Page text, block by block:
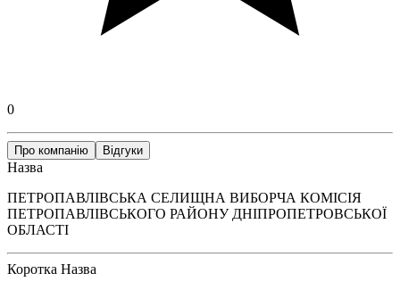
0
Про компанію Відгуки
Назва
ПЕТРОПАВЛІВСЬКА СЕЛИЩНА ВИБОРЧА КОМІСІЯ
ПЕТРОПАВЛІВСЬКОГО РАЙОНУ ДНІПРОПЕТРОВСЬКОЇ
ОБЛАСТІ
Коротка Назва